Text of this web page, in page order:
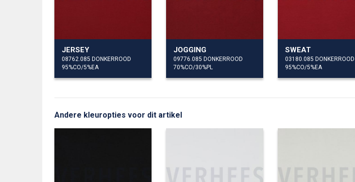
JERSEY
08762.085 DONKERROOD
95%CO/5%EA
JOGGING
09776.085 DONKERROOD
70%CO/30%PL
SWEAT
03180.085 DONKERROOD
95%CO/5%EA
Andere kleuropties voor dit artikel